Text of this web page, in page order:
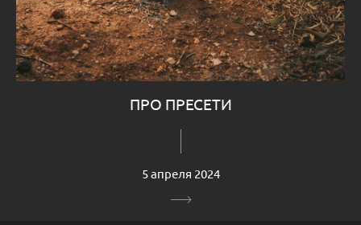
ПРО ПРЕСЕТИ
5 апреля 2024